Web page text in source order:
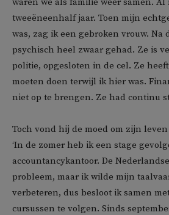
tweeëneenhalf jaar. Toen mijn
was, zag ik een gebroken vrouw. Na
psychisch heel zwaar gehad. Ze is
politie, opgesloten in de cel. Ze
moeten doen terwijl ik hier was.
niet op te brengen. Ze had continu
Toch vond hij de moed om zijn
‘In de zomer heb ik een stage
accountancykantoor. De
probleem, maar ik wilde mijn
verbeteren, dus besloot ik samen
cursussen te volgen. Sinds